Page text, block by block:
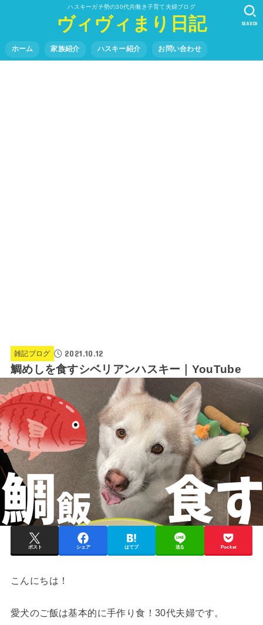
ハスキーガチ勢の30代共働き子育て夫婦ブログ
ヴィヴィまり日記
ホーム 家族紹介 ハスキー紹介 お問い合わせ
SEARCH
雑記ブログ 2021.10.12
鯛めしを食すシベリアンハスキー｜YouTube
ポスト シェア はてブ 送る Pocket
こんにちは！
愛犬のご飯は基本的に手作り食！30代夫婦です。